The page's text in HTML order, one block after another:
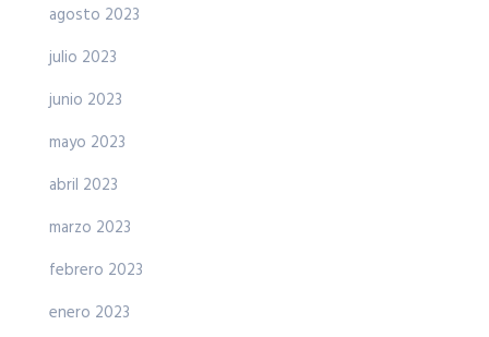
agosto 2023
julio 2023
junio 2023
mayo 2023
abril 2023
marzo 2023
febrero 2023
enero 2023